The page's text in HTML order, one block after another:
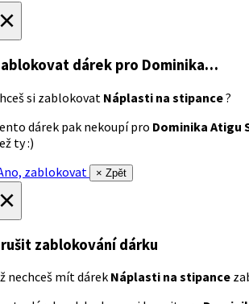
dárek pro Dominika…
si zablokovat Náplasti na stipance?
dárek pak nekoupí pro Dominika Atigu
ty :)
zablokovat
× Zpět
zablokování dárku
nechceš mít dárek Náplasti na stipance